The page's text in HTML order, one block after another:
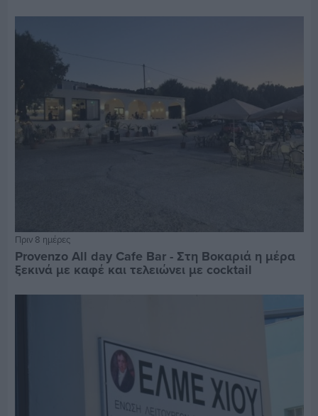
Πριν 8 ημέρες
Provenzo All day Cafe Bar - Στη Βοκαριά η μέρα
ξεκινά με καφέ και τελειώνει με cocktail